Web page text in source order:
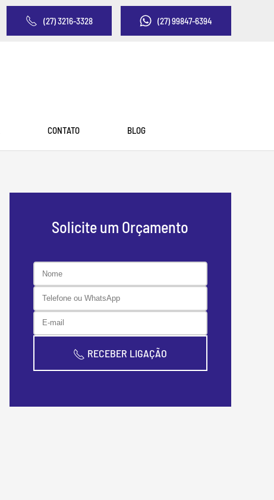
(27) 3216-3328 (27) 99847-6394
CONTATO BLOG
Solicite um Orçamento
RECEBER LIGAÇÃO